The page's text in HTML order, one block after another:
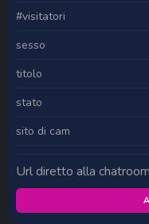
#visitatori
sesso
titolo
stato
sito di cam
Url diretto alla chatroom